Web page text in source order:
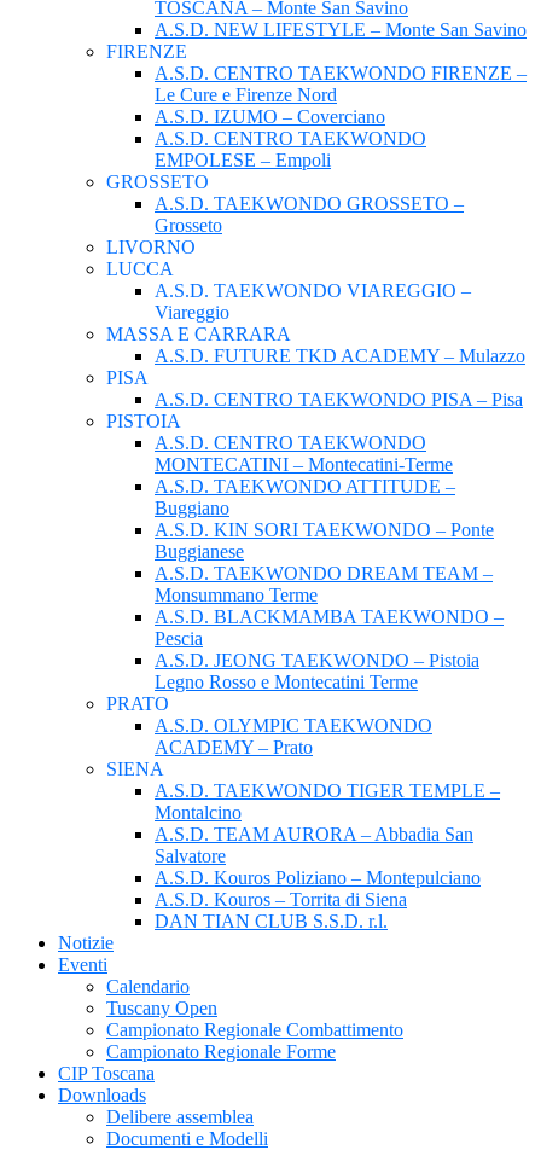
TOSCANA – Monte San Savino
A.S.D. NEW LIFESTYLE – Monte San Savino
FIRENZE
A.S.D. CENTRO TAEKWONDO FIRENZE –
Le Cure e Firenze Nord
A.S.D. IZUMO – Coverciano
A.S.D. CENTRO TAEKWONDO
EMPOLESE – Empoli
GROSSETO
A.S.D. TAEKWONDO GROSSETO –
Grosseto
LIVORNO
LUCCA
A.S.D. TAEKWONDO VIAREGGIO –
Viareggio
MASSA E CARRARA
A.S.D. FUTURE TKD ACADEMY – Mulazzo
PISA
A.S.D. CENTRO TAEKWONDO PISA – Pisa
PISTOIA
A.S.D. CENTRO TAEKWONDO
MONTECATINI – Montecatini-Terme
A.S.D. TAEKWONDO ATTITUDE –
Buggiano
A.S.D. KIN SORI TAEKWONDO – Ponte
Buggianese
A.S.D. TAEKWONDO DREAM TEAM –
Monsummano Terme
A.S.D. BLACKMAMBA TAEKWONDO –
Pescia
A.S.D. JEONG TAEKWONDO – Pistoia
Legno Rosso e Montecatini Terme
PRATO
A.S.D. OLYMPIC TAEKWONDO
ACADEMY – Prato
SIENA
A.S.D. TAEKWONDO TIGER TEMPLE –
Montalcino
A.S.D. TEAM AURORA – Abbadia San
Salvatore
A.S.D. Kouros Poliziano – Montepulciano
A.S.D. Kouros – Torrita di Siena
DAN TIAN CLUB S.S.D. r.l.
Notizie
Eventi
Calendario
Tuscany Open
Campionato Regionale Combattimento
Campionato Regionale Forme
CIP Toscana
Downloads
Delibere assemblea
Documenti e Modelli